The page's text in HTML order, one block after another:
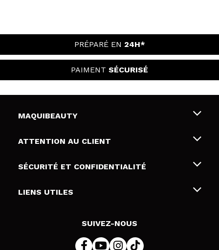
PRÉPARÉ EN 24H*
PAIMENT SÉCURISÉ
MAQUIBEAUTY
Qui sommes nous
Cartes-cadeaux
ATTENTION AU CLIENT
Livraison & retour
Modes de paiement
SÉCURITÉ ET CONFIDENTIALITÉ
Conditions et confidentialité
LIENS UTILES
SUIVEZ-NOUS